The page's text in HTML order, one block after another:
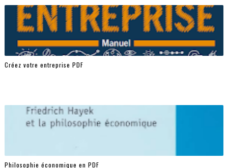
Créez votre entreprise PDF
Philosophie économique en PDF